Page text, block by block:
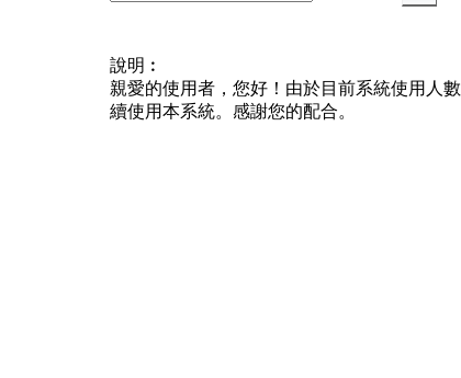
說明︰
親愛的使用者，您好！由於目前系統使用人
續使用本系統。感謝您的配合。